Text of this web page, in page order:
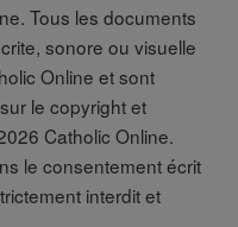
Tous les documents
sonore ou visuelle
Online et sont
le copyright et
Catholic Online.
le consentement écrit
interdit et